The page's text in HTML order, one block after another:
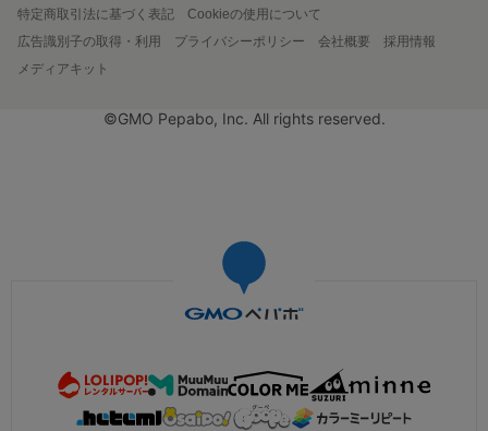
特定商取引法に基づく表記
Cookieの使用について
広告識別子の取得・利用
プライバシーポリシー 会社概要
採用情報
メディアキット
©GMO Pepabo, Inc. All rights reserved.